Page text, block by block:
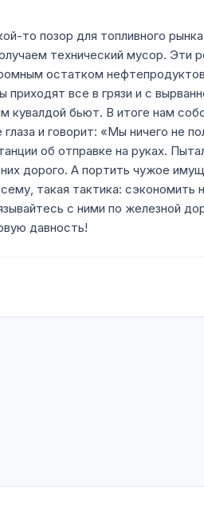
то позор для топливного
технический мусор. Эти
остатком
все в грязи и с
бьют. В итоге нам
и говорит: «Мы ничего не
об отправке на руках.
дорого. А портить чужое
такая тактика: сэкономить
с ними по железной
давность!